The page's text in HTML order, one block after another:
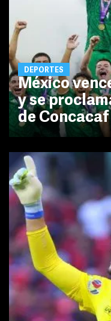
DEPORTES
México
y se
de Concacaf